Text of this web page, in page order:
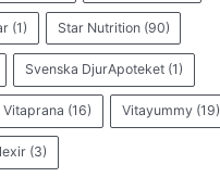
(1) Star Nutrition (90)
Svenska DjurApoteket (1)
Vitaprana (16) Vitayummy (19)
(3)